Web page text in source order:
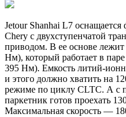
Jetour Shanhai L7
Chery с двухступенчатой
приводом. В ее основе
Нм), который работает в
395 Нм). Емкость литий-
и этого должно хватить на
режиме по циклу CLTC. А с
паркетник готов проехать
Максимальная скорость —